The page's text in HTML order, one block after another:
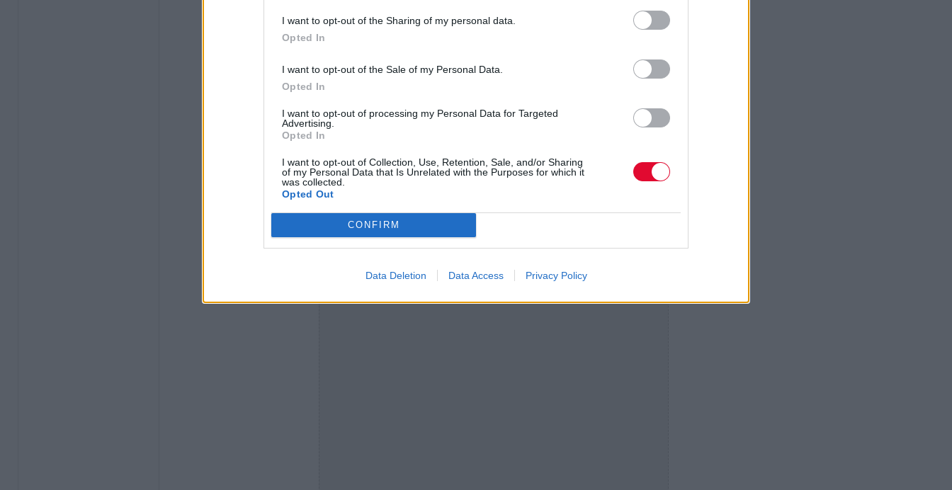
I want to opt-out of the Sharing of my personal data.
Opted In
I want to opt-out of the Sale of my Personal Data.
Opted In
I want to opt-out of processing my Personal Data for Targeted
Advertising.
Opted In
I want to opt-out of Collection, Use, Retention, Sale, and/or Sharing
of my Personal Data that Is Unrelated with the Purposes for which it
was collected.
Opted Out
CONFIRM
Data Deletion Data Access Privacy Policy
Alchemy Artwork: